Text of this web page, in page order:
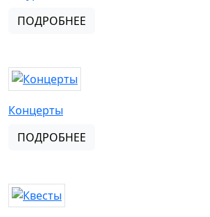
ПОДРОБНЕЕ
Концерты
ПОДРОБНЕЕ